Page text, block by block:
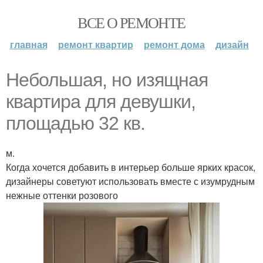
ВСЕ О РЕМОНТЕ
главная ремонт квартир ремонт дома дизайн
Небольшая, но изящная
квартира для девушки,
площадью 32 кв.
м.
Когда хочется добавить в интерьер больше ярких красок,
дизайнеры советуют использовать вместе с изумрудным
нежные оттенки розового